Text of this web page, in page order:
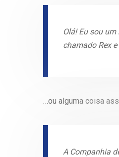
Olá! Eu sou
chamado Rex
…ou alguma coisa
A Companhia